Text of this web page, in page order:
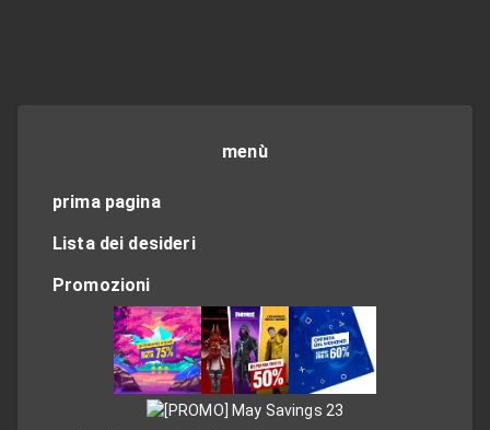
menù
prima pagina
Lista dei desideri
Promozioni